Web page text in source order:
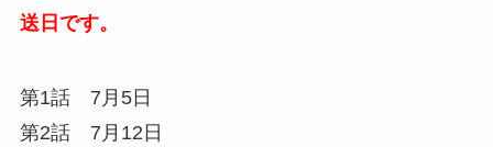
送日です。
第1話 7月5日
第2話 7月12日